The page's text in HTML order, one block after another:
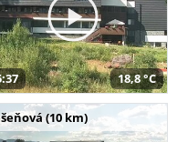
18,8 °C
(10 km)